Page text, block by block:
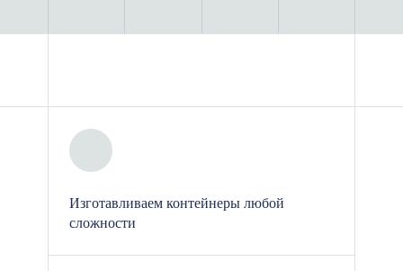
металлические каркасные
эксплуатацию и стойкость к
внешним воздействиям.
условиям: Модульные
воздействия различных
Изготавливаем контейнеры любой
сложности